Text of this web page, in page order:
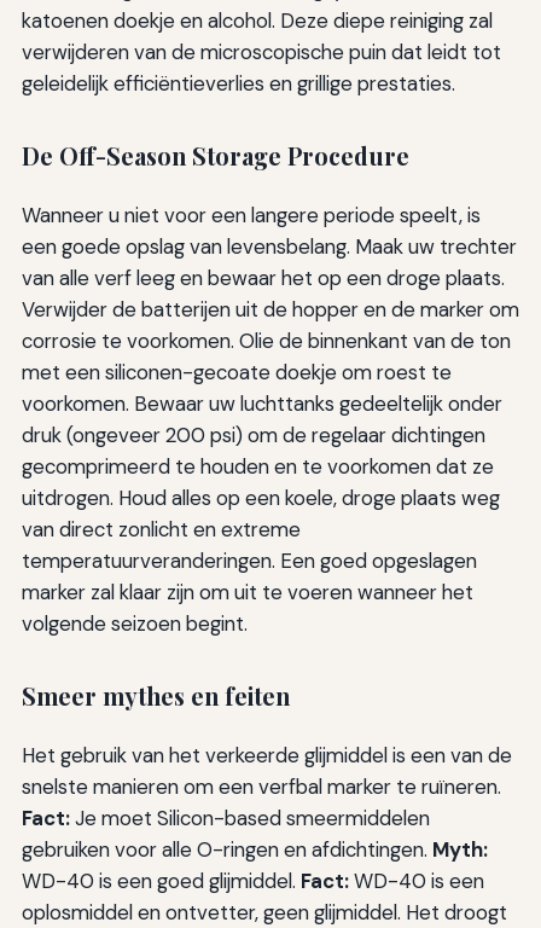
katoenen doekje en alcohol. Deze diepe reiniging zal
verwijderen van de microscopische puin dat leidt tot
geleidelijk efficiëntieverlies en grillige prestaties.
De Off-Season Storage Procedure
Wanneer u niet voor een langere periode speelt, is
een goede opslag van levensbelang. Maak uw trechter
van alle verf leeg en bewaar het op een droge plaats.
Verwijder de batterijen uit de hopper en de marker om
corrosie te voorkomen. Olie de binnenkant van de ton
met een siliconen-gecoate doekje om roest te
voorkomen. Bewaar uw luchttanks gedeeltelijk onder
druk (ongeveer 200 psi) om de regelaar dichtingen
gecomprimeerd te houden en te voorkomen dat ze
uitdrogen. Houd alles op een koele, droge plaats weg
van direct zonlicht en extreme
temperatuurveranderingen. Een goed opgeslagen
marker zal klaar zijn om uit te voeren wanneer het
volgende seizoen begint.
Smeer mythes en feiten
Het gebruik van het verkeerde glijmiddel is een van de
snelste manieren om een verfbal marker te ruïneren.
Fact:Je moet Silicon-based smeermiddelen
gebruiken voor alle O-ringen en afdichtingen. Myth:
WD-40 is een goed glijmiddel. Fact:WD-40 is een
oplosmiddel en ontvetter, geen glijmiddel. Het droogt